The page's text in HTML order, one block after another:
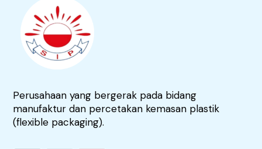
Perusahaan yang bergerak pada bidang
manufaktur dan percetakan kemasan plastik
(flexible packaging).